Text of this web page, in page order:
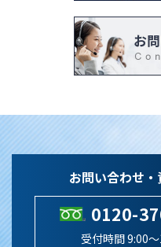
お問い合わせ・
0120-
受付時間 9:00